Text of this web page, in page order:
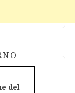
del